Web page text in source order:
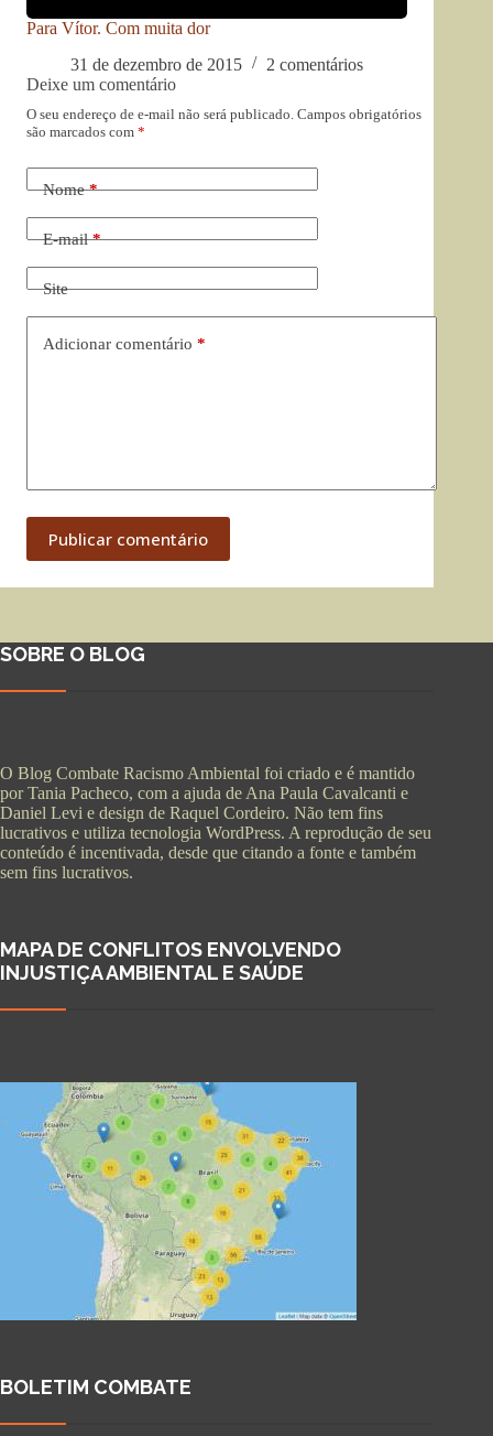
Para Vítor. Com muita dor
31 de dezembro de 2015
2 comentários
Deixe um comentário
O seu endereço de e-mail não será publicado. Campos obrigatórios
são marcados com *
Nome*
E-mail*
Site
Adicionar comentário *
Publicar comentário
SOBRE O BLOG
O Blog Combate Racismo Ambiental foi criado e é mantido
por Tania Pacheco, com a ajuda de Ana Paula Cavalcanti e
Daniel Levi e design de Raquel Cordeiro. Não tem fins
lucrativos e utiliza tecnologia WordPress. A reprodução de seu
conteúdo é incentivada, desde que citando a fonte e também
sem fins lucrativos.
MAPA DE CONFLITOS ENVOLVENDO
INJUSTIÇA AMBIENTAL E SAÚDE
BOLETIM COMBATE